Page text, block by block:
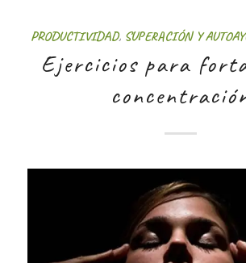
PRODUCTIVIDAD, SUPERACIÓN Y
Ejercicios para